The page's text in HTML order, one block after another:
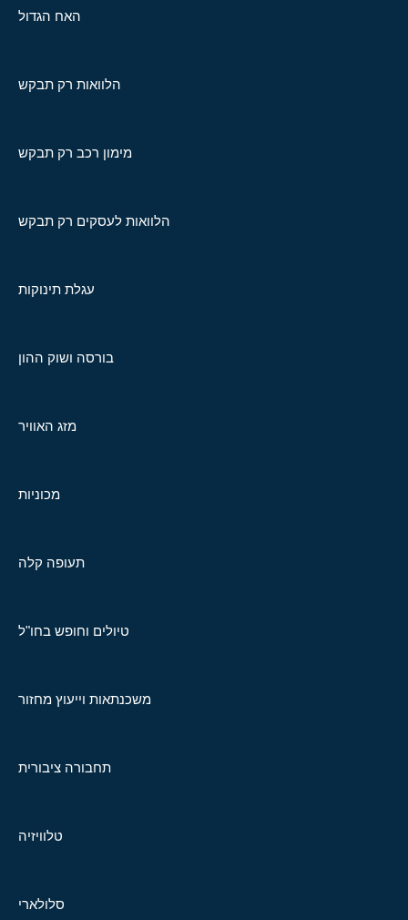
האח הגדול
הלוואות רק תבקש
מימון רכב רק תבקש
הלוואות לעסקים רק תבקש
עגלת תינוקות
בורסה ושוק ההון
מזג האוויר
מכוניות
תעופה קלה
טיולים וחופש בחו"ל
משכנתאות וייעוץ מחזור
תחבורה ציבורית
טלוויזיה
סלולארי